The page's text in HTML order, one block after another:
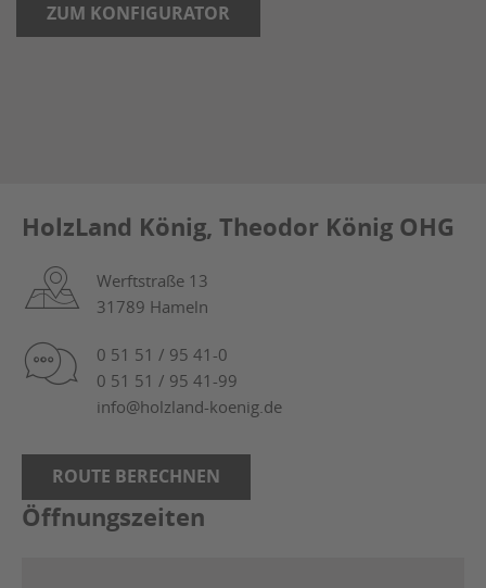
ZUM KONFIGURATOR
HolzLand König, Theodor König OHG
Werftstraße 13
31789 Hameln
0 51 51 / 95 41-0
0 51 51 / 95 41-99
info@holzland-koenig.de
ROUTE BERECHNEN
Öffnungszeiten